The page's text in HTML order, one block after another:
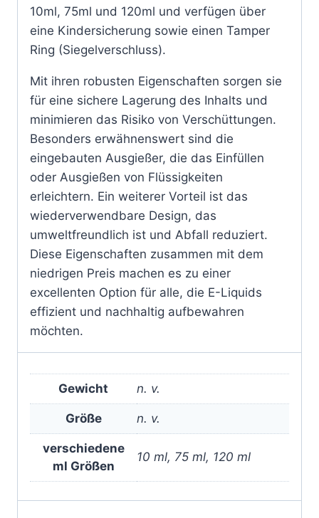
10ml, 75ml und 120ml und verfügen über
eine Kindersicherung sowie einen Tamper
Ring (Siegelverschluss).
Mit ihren robusten Eigenschaften sorgen sie
für eine sichere Lagerung des Inhalts und
minimieren das Risiko von Verschüttungen.
Besonders erwähnenswert sind die
eingebauten Ausgießer, die das Einfüllen
oder Ausgießen von Flüssigkeiten
erleichtern. Ein weiterer Vorteil ist das
wiederverwendbare Design, das
umweltfreundlich ist und Abfall reduziert.
Diese Eigenschaften zusammen mit dem
niedrigen Preis machen es zu einer
excellenten Option für alle, die E-Liquids
effizient und nachhaltig aufbewahren
möchten.
Gewicht n. v.
Größe n. v.
verschiedene
ml Größen
10 ml, 75 ml, 120 ml